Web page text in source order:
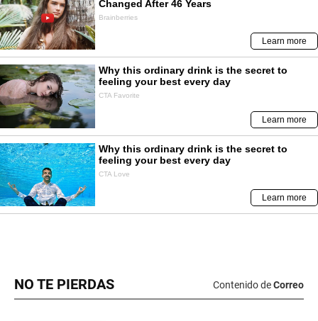
NO TE PIERDAS Contenido deCorreo